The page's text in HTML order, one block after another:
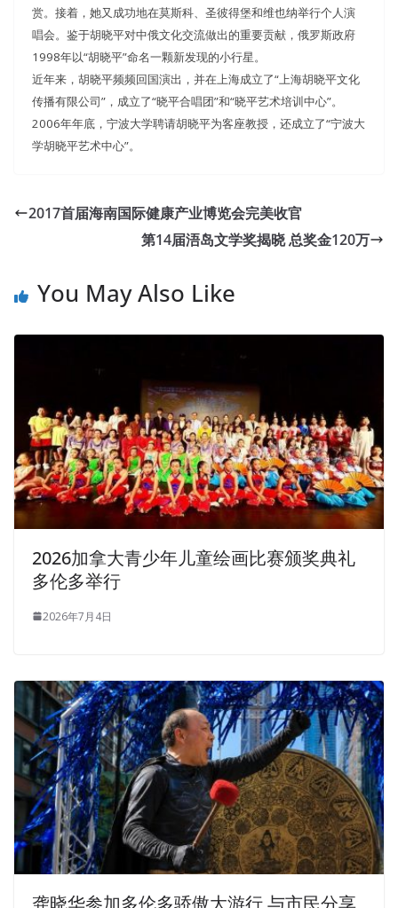
赏。接着，她又成功地在莫斯科、圣彼得堡和维也纳举行个人演
唱会。鉴于胡晓平对中俄文化交流做出的重要贡献，俄罗斯政府
1998年以“胡晓平”命名一颗新发现的小行星。
近年来，胡晓平频频回国演出，并在上海成立了“上海胡晓平文化
传播有限公司”，成立了“晓平合唱团”和“晓平艺术培训中心”。
2006年年底，宁波大学聘请胡晓平为客座教授，还成立了“宁波大
学胡晓平艺术中心”。
2017首届海南国际健康产业博览会完美收官
第14届浯岛文学奖揭晓 总奖金120万
You May Also Like
2026加拿大青少年儿童绘画比赛颁奖典礼
多伦多举行
2026年7月4日